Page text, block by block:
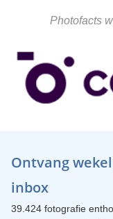
Photofacts
Ontvang
inbox
39.424 fotografie